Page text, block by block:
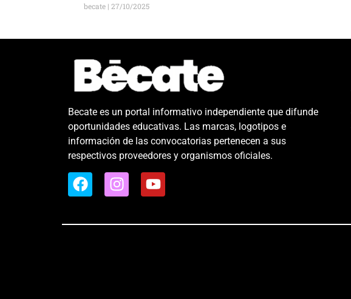
becate 27/10/2025
Becate es un portal informativo independiente que difunde
oportunidades educativas. Las marcas, logotipos e
información de las convocatorias pertenecen a sus
respectivos proveedores y organismos oficiales.